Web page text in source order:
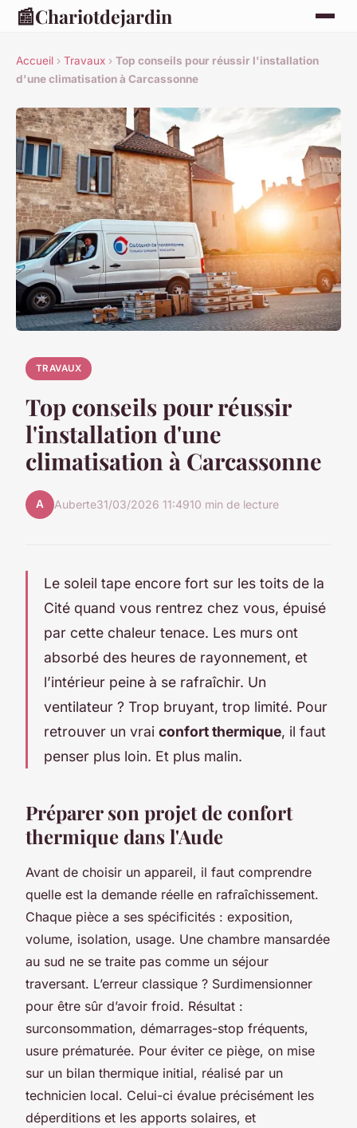
📰Chariotdejardin
Accueil › Travaux › Top conseils pour réussir l'installation
d'une climatisation à Carcassonne
TRAVAUX
Top conseils pour réussir
l'installation d'une
climatisation à Carcassonne
A Auberte31/03/2026 11:4910 min de lecture
Le soleil tape encore fort sur les toits de la
Cité quand vous rentrez chez vous, épuisé
par cette chaleur tenace. Les murs ont
absorbé des heures de rayonnement, et
l’intérieur peine à se rafraîchir. Un
ventilateur ? Trop bruyant, trop limité. Pour
retrouver un vrai confort thermique, il faut
penser plus loin. Et plus malin.
Préparer son projet de confort
thermique dans l'Aude
Avant de choisir un appareil, il faut comprendre
quelle est la demande réelle en rafraîchissement.
Chaque pièce a ses spécificités : exposition,
volume, isolation, usage. Une chambre mansardée
au sud ne se traite pas comme un séjour
traversant. L’erreur classique ? Surdimensionner
pour être sûr d’avoir froid. Résultat :
surconsommation, démarrages-stop fréquents,
usure prématurée. Pour éviter ce piège, on mise
sur un bilan thermique initial, réalisé par un
technicien local. Celui-ci évalue précisément les
déperditions et les apports solaires, et